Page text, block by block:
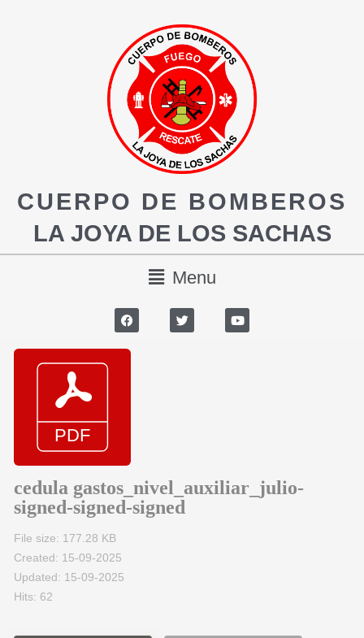
CUERPO DE BOMBEROS
LA JOYA DE LOS SACHAS
Menu
cedula gastos_nivel_auxiliar_julio-
signed-signed-signed
File size: 177.28 KB
Created: 15-09-2025
Updated: 15-09-2025
Hits: 62